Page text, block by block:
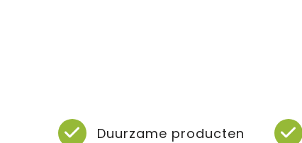
Duurzame producten